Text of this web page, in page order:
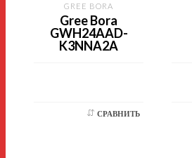
GREE BORA
Gree Bora
GWH24AAD-
K3NNA2A
СРАВНИТЬ